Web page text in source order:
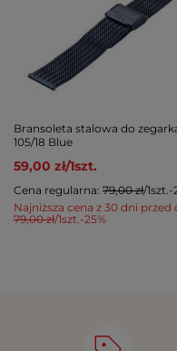
Bransoleta stalowa do
105/18 Blue
59,00 zł/1szt.
Najniższa cena z 30 dni przed
79,00 zł/1szt. -25%
Cena regularna: 79,00 zł/1szt. -